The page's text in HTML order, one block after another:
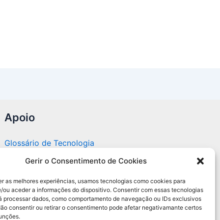
Gerir o Consentimento de Cookies
as melhores experiências, usamos tecnologias como cookies para
ou aceder a informações do dispositivo. Consentir com essas tecnologias
processar dados, como comportamento de navegação ou IDs exclusivos
consentir ou retirar o consentimento pode afetar negativamante certos
Apoio
Glossário de Tecnologia
Portal editorial independente sobre tecnologia,
PC Gamer e guias práticos.